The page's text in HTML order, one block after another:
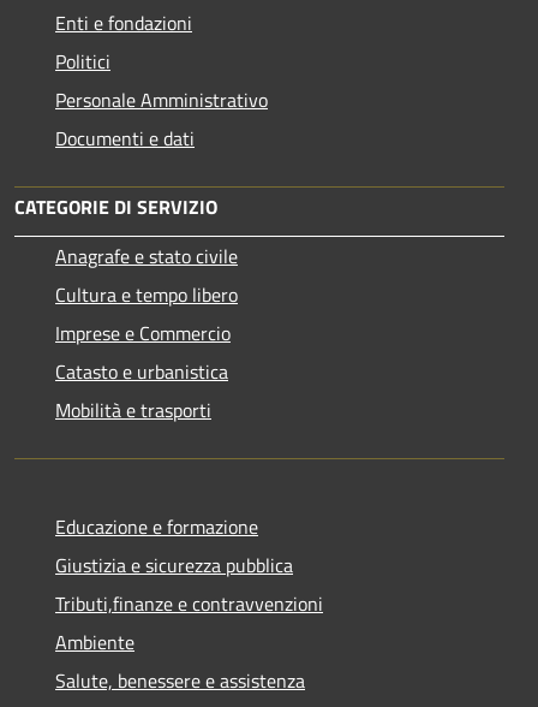
Enti e fondazioni
Politici
Personale Amministrativo
Documenti e dati
CATEGORIE DI SERVIZIO
Anagrafe e stato civile
Cultura e tempo libero
Imprese e Commercio
Catasto e urbanistica
Mobilità e trasporti
Educazione e formazione
Giustizia e sicurezza pubblica
Tributi,finanze e contravvenzioni
Ambiente
Salute, benessere e assistenza